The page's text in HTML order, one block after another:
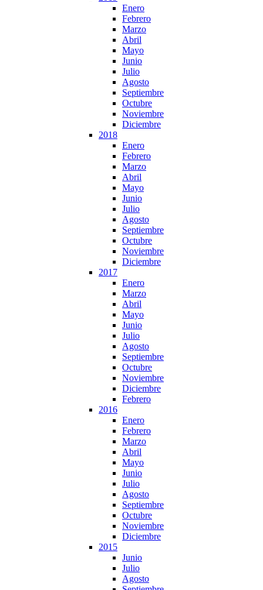
Enero
Febrero
Marzo
Abril
Mayo
Junio
Julio
Agosto
Septiembre
Octubre
Noviembre
Diciembre
2018
Enero
Febrero
Marzo
Abril
Mayo
Junio
Julio
Agosto
Septiembre
Octubre
Noviembre
Diciembre
2017
Enero
Marzo
Abril
Mayo
Junio
Julio
Agosto
Septiembre
Octubre
Noviembre
Diciembre
Febrero
2016
Enero
Febrero
Marzo
Abril
Mayo
Junio
Julio
Agosto
Septiembre
Octubre
Noviembre
Diciembre
2015
Junio
Julio
Agosto